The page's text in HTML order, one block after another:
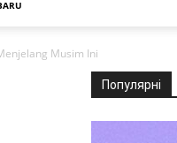
Musim Ini
Популярні